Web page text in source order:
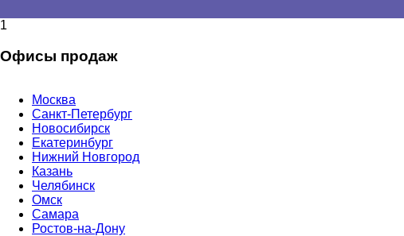
1
Офисы продаж
Москва
Санкт-Петербург
Новосибирск
Екатеринбург
Нижний Новгород
Казань
Челябинск
Омск
Самара
Ростов-на-Дону